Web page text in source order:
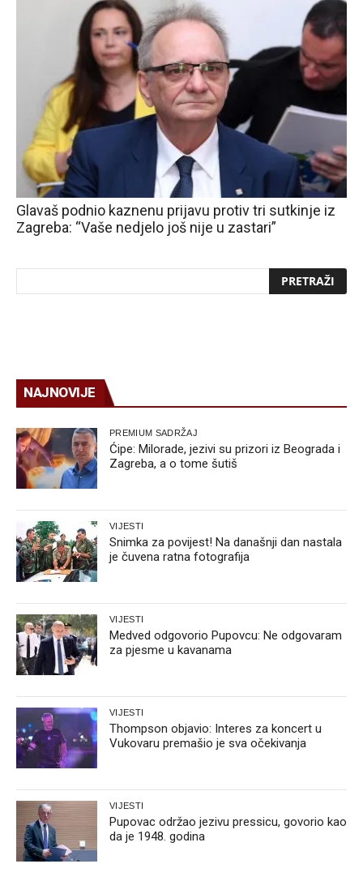
Glavaš podnio kaznenu prijavu protiv tri sutkinje iz
Zagreba: “Vaše nedjelo još nije u zastari”
NAJNOVIJE
PREMIUM SADRŽAJ
Ćipe: Milorade, jezivi su prizori iz Beograda i
Zagreba, a o tome šutiš
VIJESTI
Snimka za povijest! Na današnji dan nastala
je čuvena ratna fotografija
VIJESTI
Medved odgovorio Pupovcu: Ne odgovaram
za pjesme u kavanama
VIJESTI
Thompson objavio: Interes za koncert u
Vukovaru premašio je sva očekivanja
VIJESTI
Pupovac održao jezivu pressicu, govorio kao
da je 1948. godina